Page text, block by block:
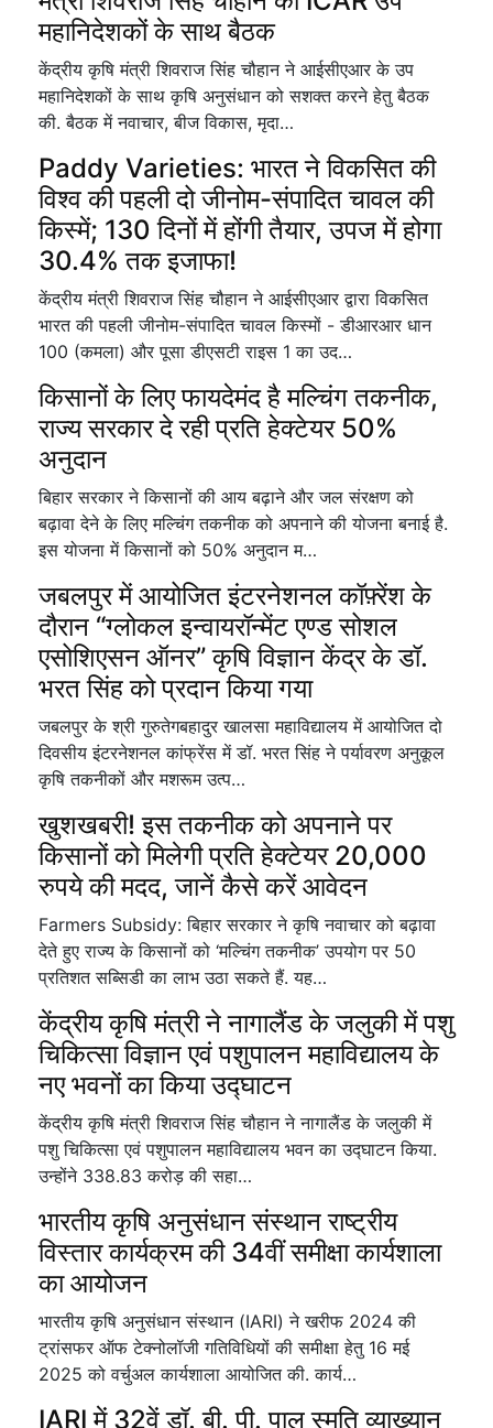
महानिदेशकों के साथ बैठक
केंद्रीय कृषि मंत्री शिवराज सिंह चौहान ने आईसीएआर के उप
महानिदेशकों के साथ कृषि अनुसंधान को सशक्त करने हेतु बैठक
की. बैठक में नवाचार, बीज विकास, मृदा…
Paddy Varieties: भारत ने विकसित की
विश्व की पहली दो जीनोम-संपादित चावल की
किस्में; 130 दिनों में होंगी तैयार, उपज में होगा
30.4% तक इजाफा!
केंद्रीय मंत्री शिवराज सिंह चौहान ने आईसीएआर द्वारा विकसित
भारत की पहली जीनोम-संपादित चावल किस्मों - डीआरआर धान
100 (कमला) और पूसा डीएसटी राइस 1 का उद…
किसानों के लिए फायदेमंद है मल्चिंग तकनीक,
राज्य सरकार दे रही प्रति हेक्टेयर 50%
अनुदान
बिहार सरकार ने किसानों की आय बढ़ाने और जल संरक्षण को
बढ़ावा देने के लिए मल्चिंग तकनीक को अपनाने की योजना बनाई है.
इस योजना में किसानों को 50% अनुदान म…
जबलपुर में आयोजित इंटरनेशनल कॉफ़्रेंश के
दौरान “ग्लोकल इन्वायरॉन्मेंट एण्ड सोशल
एसोशिएसन ऑनर” कृषि विज्ञान केंद्र के डॉ.
भरत सिंह को प्रदान किया गया
जबलपुर के श्री गुरुतेगबहादुर खालसा महाविद्यालय में आयोजित दो
दिवसीय इंटरनेशनल कांफ्रेंस में डॉ. भरत सिंह ने पर्यावरण अनुकूल
कृषि तकनीकों और मशरूम उत्प…
खुशखबरी! इस तकनीक को अपनाने पर
किसानों को मिलेगी प्रति हेक्टेयर 20,000
रुपये की मदद, जानें कैसे करें आवेदन
Farmers Subsidy: बिहार सरकार ने कृषि नवाचार को बढ़ावा
देते हुए राज्य के किसानों को ‘मल्चिंग तकनीक’ उपयोग पर 50
प्रतिशत सब्सिडी का लाभ उठा सकते हैं. यह…
केंद्रीय कृषि मंत्री ने नागालैंड के जलुकी में पशु
चिकित्सा विज्ञान एवं पशुपालन महाविद्यालय के
नए भवनों का किया उद्घाटन
केंद्रीय कृषि मंत्री शिवराज सिंह चौहान ने नागालैंड के जलुकी में
पशु चिकित्सा एवं पशुपालन महाविद्यालय भवन का उद्घाटन किया.
उन्होंने 338.83 करोड़ की सहा…
भारतीय कृषि अनुसंधान संस्थान राष्ट्रीय
विस्तार कार्यक्रम की 34वीं समीक्षा कार्यशाला
का आयोजन
भारतीय कृषि अनुसंधान संस्थान (IARI) ने खरीफ 2024 की
ट्रांसफर ऑफ टेक्नोलॉजी गतिविधियों की समीक्षा हेतु 16 मई
2025 को वर्चुअल कार्यशाला आयोजित की. कार्य…
IARI में 32वें डॉ. बी. पी. पाल स्मृति व्याख्यान